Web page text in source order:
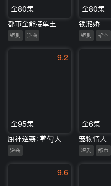
全80集
都市全能接单王
短剧 逆袭
全80集
锁滟娇
短剧 架空
9.2
全95集
逆袭
全6集
宠物情人
短剧 都市
9.6